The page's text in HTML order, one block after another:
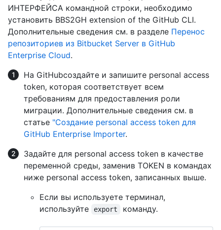
ИНТЕРФЕЙСА командной строки, необходимо
установить BBS2GH extension of the GitHub CLI.
Дополнительные сведения см. в разделе Перенос
репозиториев из Bitbucket Server в GitHub
Enterprise Cloud.
На GitHubсоздайте и запишите personal access
token, которая соответствует всем
требованиям для предоставления роли
миграции. Дополнительные сведения см. в
статье "Создание personal access token для
GitHub Enterprise Importer.
Задайте для personal access token в качестве
переменной среды, заменив TOKEN в командах
ниже personal access token, записанных выше.
Если вы используете терминал,
используйте
export команду.